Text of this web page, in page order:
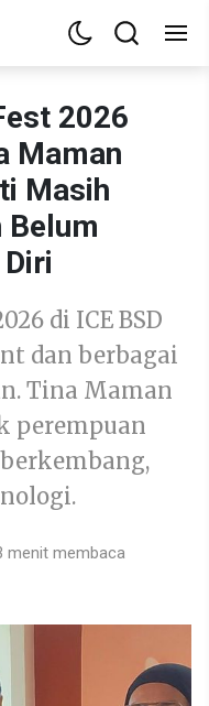
2026
Maman
Masih
Belum
di ICE BSD
dan berbagai
Tina Maman
perempuan
menit membaca